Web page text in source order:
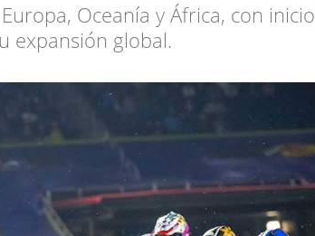
Oceanía y África, con inicio
expansión global.